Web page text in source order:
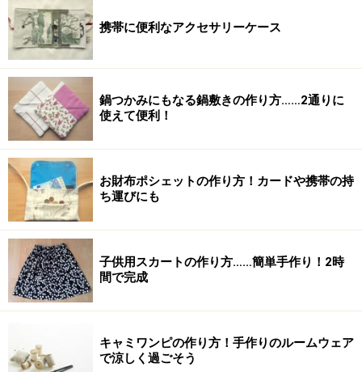
携帯に便利なアクセサリーケース
鍋つかみにもなる鍋敷きの作り方……2通りに
使えて便利！
お財布ポシェットの作り方！カードや携帯の持
ち運びにも
子供用スカートの作り方……簡単手作り！2時
間で完成
キャミワンピの作り方！手作りのルームウェア
で涼しく過ごそう